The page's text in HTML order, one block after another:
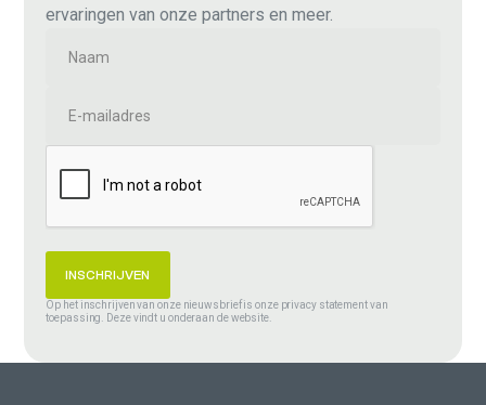
ervaringen van onze partners en meer.
Op het inschrijven van onze nieuwsbrief is onze privacy statement van
toepassing. Deze vindt u onderaan de website.